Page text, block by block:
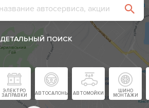
ДЕТАЛЬНЫЙ ПОИСК
ЭЛЕКТРО
ЗАПРАВКИ
АВТОСАЛОНЫ АВТОМОЙКИ
ШИНО
МОНТАЖИ